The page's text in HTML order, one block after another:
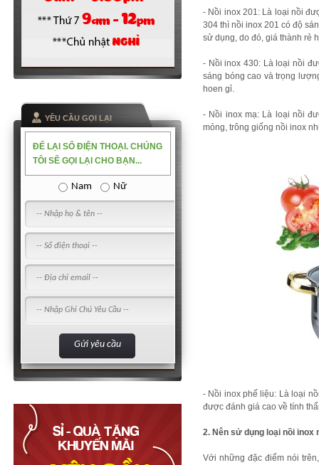
YỀU CẦU GỌI LẠI
ĐỂ LẠI SỐ ĐIỆN THOẠI. CHÚNG
TÔI SẼ GỌI LẠI CHO BẠN...
Nam Nữ
- Nồi inox 201: Là loại nồi
304 thì nồi inox 201 có độ
sử dụng, do đó, giá thành rẻ
- Nồi inox 430: Là loại nồi
sáng bóng cao và trọng
hoen gỉ.
- Nồi inox mạ: Là loại nồi
mỏng, trông giống nồi inox
- Nồi inox phế liệu: Là loại
được đánh giá cao về tính
2. Nên sử dụng loại nồi inox
Với những đặc điểm nói